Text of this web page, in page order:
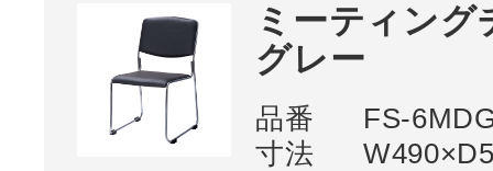
ミーティン
グレー
品番
FS-
寸法